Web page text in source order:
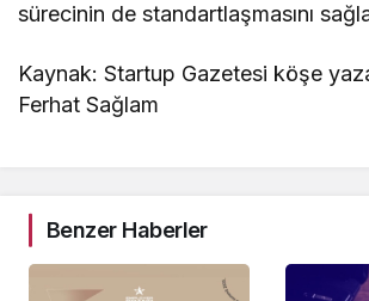
sürecinin de standartlaşmasını
Kaynak: Startup Gazetesi köşe
Ferhat Sağlam
Benzer Haberler